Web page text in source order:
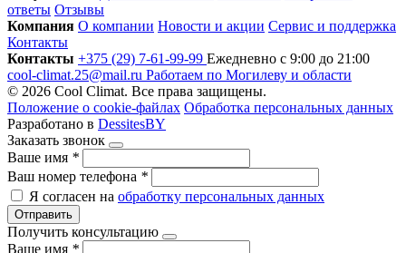
ответы Отзывы
Компания О компании Новости и акции Сервис и поддержка
Контакты
Контакты +375 (29) 7-61-99-99 Ежедневно с 9:00 до 21:00
cool-climat.25@mail.ru Работаем по Могилеву и области
© 2026 Cool Climat. Все права защищены.
Положение о cookie-файлах Обработка персональных данных
Разработано в DessitesBY
Заказать звонок
Ваше имя *
Ваш номер телефона *
Я согласен на обработку персональных данных
Отправить
Получить консультацию
Ваше имя *